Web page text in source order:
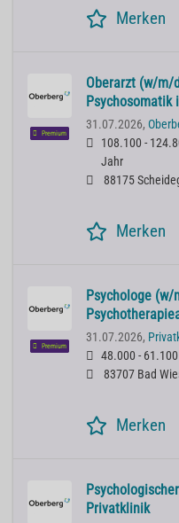
Merken
Premium
Oberarzt (w/m/
31.07.2026,
108.100 -
Jahr
88175
Merken
Premium
Psychologe
31.07.2026,
48.000 -
83707 Bad
Merken
Privatklinik